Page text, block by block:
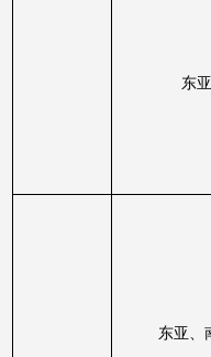
东
东亚、